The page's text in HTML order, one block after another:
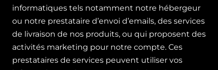
informatiques tels notamment notre hébergeur
ou notre prestataire d’envoi d’emails, des services
de livraison de nos produits, ou qui proposent des
activités marketing pour notre compte. Ces
prestataires de services peuvent utiliser vos